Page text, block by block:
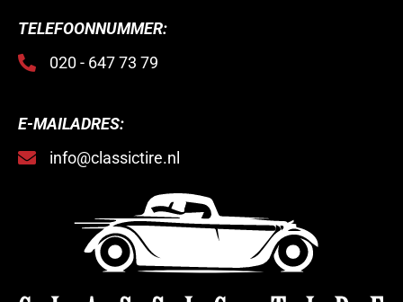
TELEFOONNUMMER:
020 - 647 73 79
E-MAILADRES:
info@classictire.nl